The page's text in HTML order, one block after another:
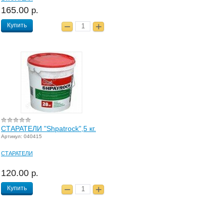
165.00 р.
Купить
СТАРАТЕЛИ "Shpatrock",5 кг.
Артикул: 040415
СТАРАТЕЛИ
120.00 р.
Купить